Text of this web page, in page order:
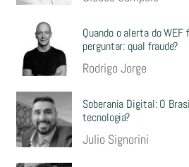
Quando o alerta do WEF
perguntar: qual fraude?
Rodrigo Jorge
Soberania Digital: O
tecnologia?
Julio Signorini